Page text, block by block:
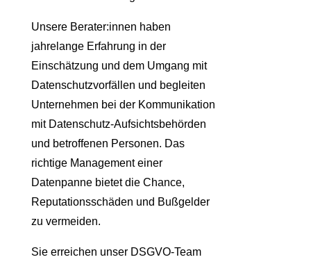
Unsere Berater:innen haben
jahrelange Erfahrung in der
Einschätzung und dem Umgang mit
Datenschutzvorfällen und begleiten
Unternehmen bei der Kommunikation
mit Datenschutz-Aufsichtsbehörden
und betroffenen Personen. Das
richtige Management einer
Datenpanne bietet die Chance,
Reputationsschäden und Bußgelder
zu vermeiden.
Sie erreichen unser DSGVO-Team